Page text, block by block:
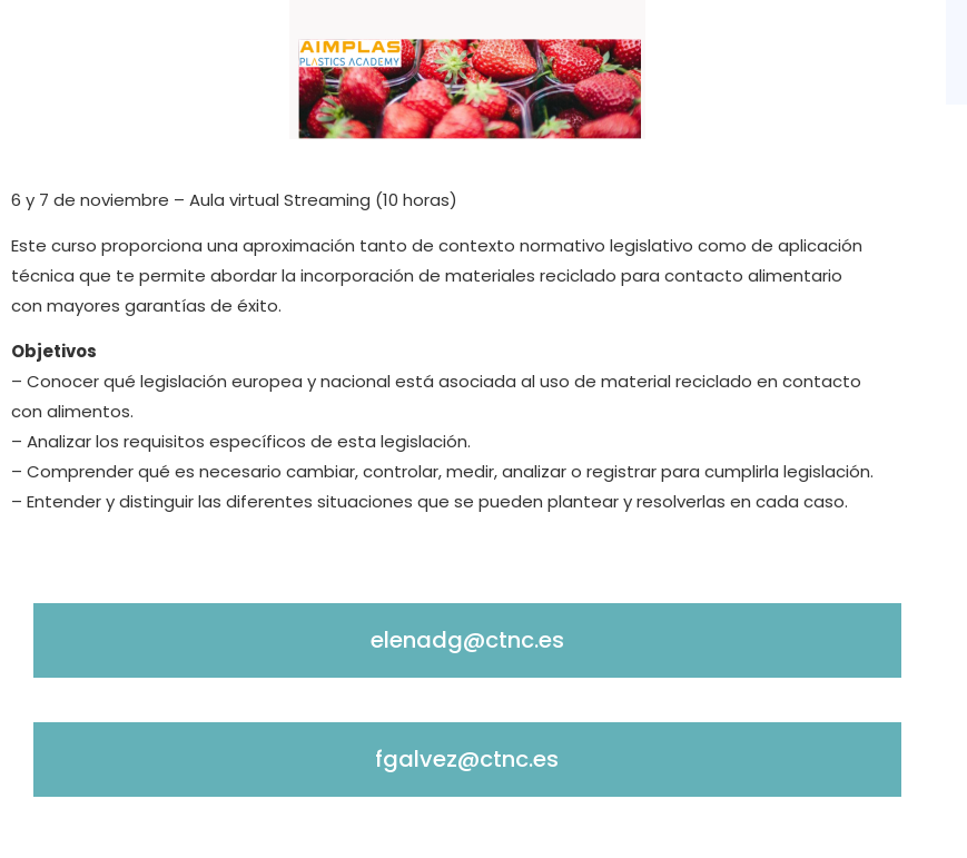
6 y 7 de noviembre – Aula virtual Streaming (10 horas)
Este curso proporciona una aproximación tanto de contexto normativo legislativo como de aplicación
técnica que te permite abordar la incorporación de materiales reciclado para contacto alimentario
con mayores garantías de éxito.
Objetivos
– Conocer qué legislación europea y nacional está asociada al uso de material reciclado en contacto
con alimentos.
– Analizar los requisitos específicos de esta legislación.
– Comprender qué es necesario cambiar, controlar, medir, analizar o registrar para cumplirla legislación.
– Entender y distinguir las diferentes situaciones que se pueden plantear y resolverlas en cada caso.
elenadg@ctnc.es
fgalvez@ctnc.es